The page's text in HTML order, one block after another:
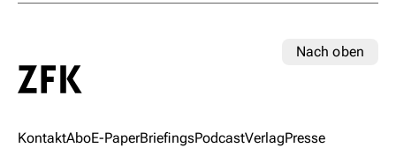
Nach oben
KontaktAboE-PaperBriefingsPodcastVerlagPresse